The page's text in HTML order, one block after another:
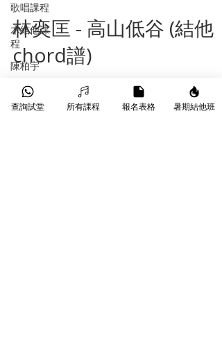
歌唱課程
木結他課
程
陳柏宇
陳卓賢
Ian
林奕匡 - 高山低谷 (結他
chord譜)
【結他 Chord 譜】 林奕匡 - 高山低谷 結他
Chord譜、琴譜、鼓譜免費下載 《林奕匡 -
查詢試堂 所有課程 報名表格 暑期結他班